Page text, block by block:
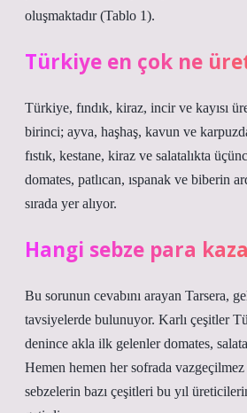
oluşmaktadır (Tablo 1).
Türkiye en çok ne
Türkiye, fındık, kiraz, incir ve kayısı
birinci; ayva, haşhaş, kavun ve
fıstık, kestane, kiraz ve salatalıkta
domates, patlıcan, ıspanak ve biberin
sırada yer alıyor.
Hangi sebze para
Bu sorunun cevabını arayan Tarsera,
tavsiyelerde bulunuyor. Karlı çeşitler
denince akla ilk gelenler domates,
Hemen hemen her sofrada
sebzelerin bazı çeşitleri bu yıl